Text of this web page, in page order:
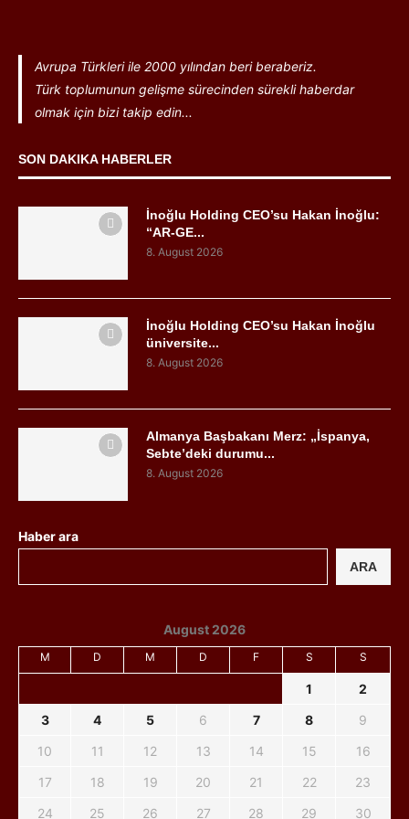
Avrupa Türkleri ile 2000 yılından beri beraberiz.
Türk toplumunun gelişme sürecinden sürekli haberdar
olmak için bizi takip edin...
SON DAKIKA HABERLER
İnoğlu Holding CEO’su Hakan İnoğlu:
“AR-GE...
8. August 2026
İnoğlu Holding CEO’su Hakan İnoğlu
üniversite...
8. August 2026
Almanya Başbakanı Merz: „İspanya,
Sebte’deki durumu...
8. August 2026
Haber ara
ARA
August 2026
M D M D F S S
1
2
3
4 5 6 7 8
9
10
11 12 13 14 15
16
17
18 19 20 21 22
23
24
25 26 27 28 29 30